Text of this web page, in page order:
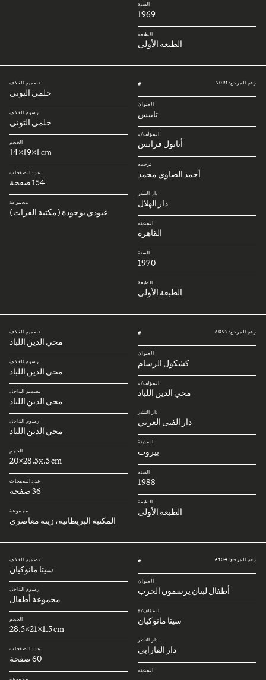
السنة
1969
الطبعة
الطبعة الأولى
رقم المرجع: A091 #
العنوان
تاييس
المؤلف/ة
أناتول فرانس
ترجمة
أحمد الصاوي محمد
دار النشر
دار الهلال
المدينة
القاهرة
السنة
1970
الطبعة
الطبعة الأولى
تصميم الغلاف
حلمي التوني
رسوم الغلاف
حلمي التوني
الحجم
14x19x1 cm
عدد الصفحات
154 صفحة
مجموعة
عبودي بوجودة (مكتبة الفرات)
رقم المرجع: A097 #
العنوان
كشكول الرسام
المؤلف/ة
محي الدين اللباد
دار النشر
دار الفتى العربي
المدينة
بيروت
السنة
1988
الطبعة
الطبعة الأولى
تصميم الغلاف
محي الدين اللباد
رسوم الغلاف
محي الدين اللباد
تصميم الداخل
محي الدين اللباد
رسوم الداخل
محي الدين اللباد
الحجم
20x28.5x.5 cm
عدد الصفحات
36 صفحة
مجموعة
المكتبة البريطانية، زينة معاصري
رقم المرجع: A104 #
العنوان
أطفال لبنان يرسمون الحرب
المؤلف/ة
سيتا مانوكيان
دار النشر
دار الفارابي
المدينة
تصميم الغلاف
سيتا مانوكيان
رسوم الداخل
مجموعة أطفال
الحجم
28.5x21x1.5 cm
عدد الصفحات
60 صفحة
مجموعة